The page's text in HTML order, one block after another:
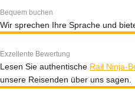
Bequem buchen
Wir sprechen Ihre Sprache und
Exzellente Bewertung
Lesen Sie authentische Rail Ninja-
unsere Reisenden über uns sagen.